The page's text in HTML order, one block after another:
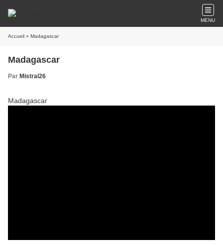
MENU
Accueil » Madagascar
Madagascar
Par Mistral26
Madagascar